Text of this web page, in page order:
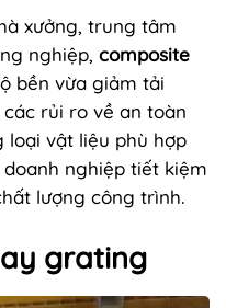
xưởng, trung tâm
nghiệp, composite
bền vừa giảm tải
rủi ro về an toàn
loại vật liệu phù hợp
nghiệp tiết kiệm
lượng công trình.
grating